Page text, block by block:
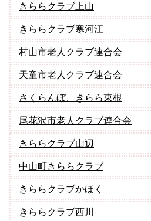
きららクラブ上山
きららクラブ寒河江
村山市老人クラブ連合会
天童市老人クラブ連合会
さくらんぼ、きらら東根
尾花沢市老人クラブ連合会
きららクラブ山辺
中山町きららクラブ
きららクラブかほく
きららクラブ西川